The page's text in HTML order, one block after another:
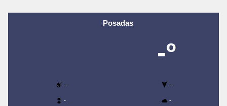
Posadas
-º
- -
- -